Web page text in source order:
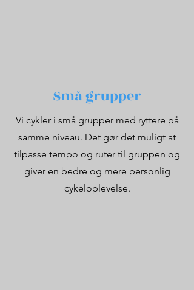
Små grupper
Vi cykler i små grupper med ryttere på
samme niveau. Det gør det muligt at
tilpasse tempo og ruter til gruppen og
giver en bedre og mere personlig
cykeloplevelse.